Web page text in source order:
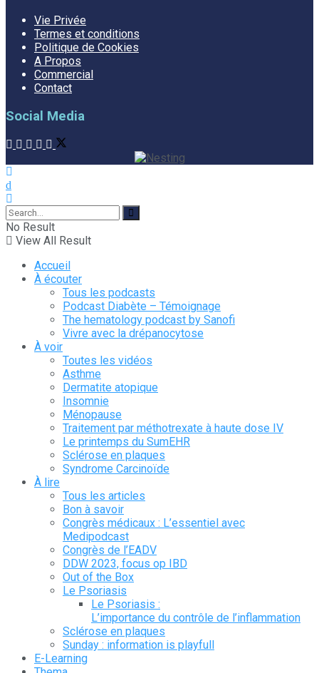
Vie Privée
Termes et conditions
Politique de Cookies
A Propos
Commercial
Contact
Social Media
No Result
View All Result
Accueil
À écouter
Tous les podcasts
Podcast Diabète – Témoignage
The hematology podcast by Sanofi
Vivre avec la drépanocytose
À voir
Toutes les vidéos
Asthme
Dermatite atopique
Insomnie
Ménopause
Traitement par méthotrexate à haute dose IV
Le printemps du SumEHR
Sclérose en plaques
Syndrome Carcinoïde
À lire
Tous les articles
Bon à savoir
Congrès médicaux : L’essentiel avec
Medipodcast
Congrès de l’EADV
DDW 2023, focus op IBD
Out of the Box
Le Psoriasis
Le Psoriasis :
L’importance du contrôle de l’inflammation
Sclérose en plaques
Sunday : information is playfull
E-Learning